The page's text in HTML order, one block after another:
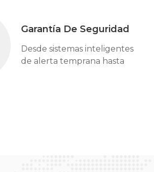
Garantía De Seguridad
Desde sistemas inteligentes
de alerta temprana hasta